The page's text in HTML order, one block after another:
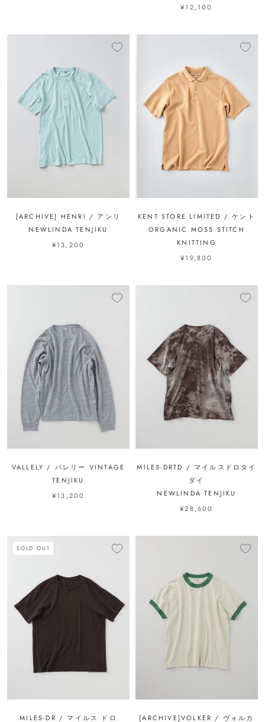
¥12,100
[ARCHIVE] HENRI / アンリ
NEWLINDA TENJIKU
¥13,200
KENT STORE LIMITED / ケント
ORGANIC MOSS STITCH
KNITTING
¥19,800
VALLELY / バレリー VINTAGE
TENJIKU
¥13,200
MILES-DRTD / マイルスドロタイ
ダイ
NEWLINDA TENJIKU
¥28,600
SOLD OUT
MILES-DR / マイルス ドロ [ARCHIVE]VOLKER / ヴォルカ